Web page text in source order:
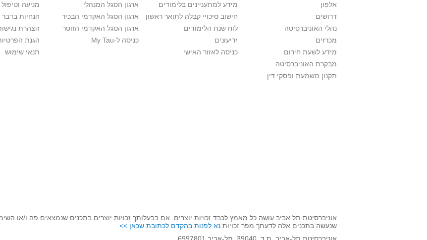
אלפון
דרושים
נהלי האוניברסיטה
מכרזים
מידע לשעת חירום
מבקרת האוניברסיטה
תקנון משמעת ופסקי דין
מידע למתעניינים בלימודים
חישוב סיכויי קבלה לתואר ראשון
לוח שנת הלימודים
ידיעונים
כניסה לאזור האישי
ארגון הסגל המנהלי
ארגון הסגל האקדמי הבכיר
ארגון הסגל האקדמי הזוטר
כניסה ל-My Tau
מניעה
הנחיות
הצהרת
הגנת
תנאי שימוש
אוניברסיטת תל אביב עושה כל מאמץ לכבד זכויות יוצרים. אם בבעלותך זכויות יוצרים בתכנים שנמצאים פה ו/או
שנעשה בתכנים אלה לדעתך מפר זכויות נא לפנות בהקדם לכתובת שכאן >>